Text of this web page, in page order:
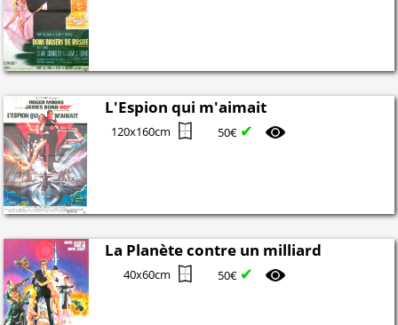
L'Espion qui m'aimait
120x160cm 50€ ✔
La Planète contre un milliard
40x60cm 50€ ✔